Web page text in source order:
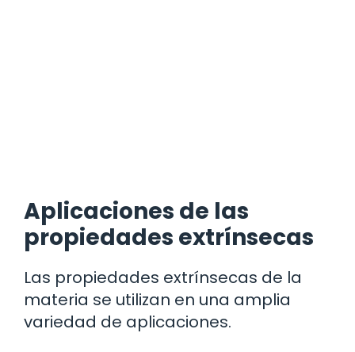
Aplicaciones de las
propiedades extrínsecas
Las propiedades extrínsecas de la
materia se utilizan en una amplia
variedad de aplicaciones.